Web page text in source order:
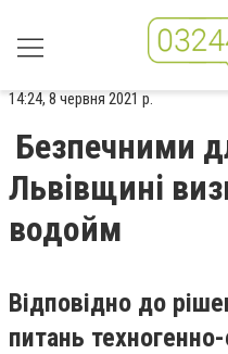
14:24, 8 червня 2021 р.
Безпечними
Львівщині
водойм
Відповідно до
питань